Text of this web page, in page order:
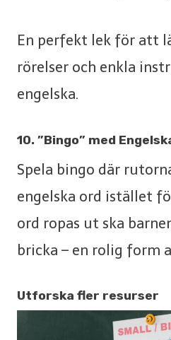
En perfekt lek för att
rörelser och enkla
engelska.
10. ”Bingo” med
Spela bingo där
engelska ord istället
ord ropas ut ska
bricka – en rolig form
Utforska fler resurser